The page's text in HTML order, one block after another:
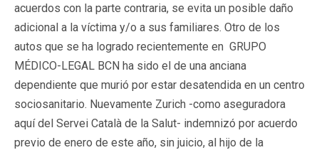
acuerdos con la parte contraria, se evita un posible daño
adicional a la víctima y/o a sus familiares. Otro de los
autos que se ha logrado recientemente en GRUPO
MÉDICO-LEGAL BCN ha sido el de una anciana
dependiente que murió por estar desatendida en un centro
sociosanitario. Nuevamente Zurich -como aseguradora
aquí del Servei Català de la Salut- indemnizó por acuerdo
previo de enero de este año, sin juicio, al hijo de la